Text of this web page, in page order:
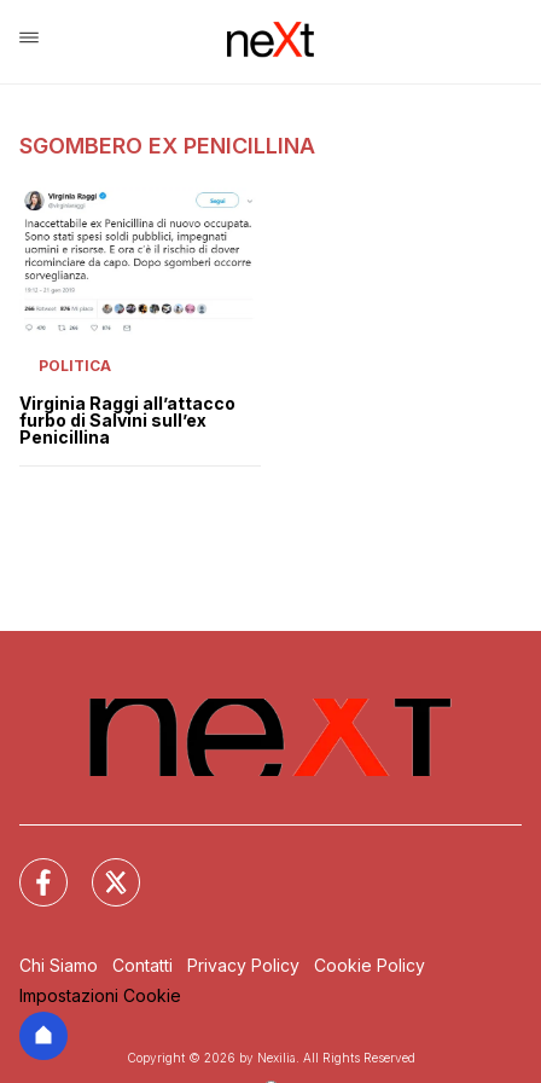
SGOMBERO EX PENICILLINA
POLITICA
Virginia Raggi all’attacco
furbo di Salvini sull’ex
Penicillina
Chi Siamo Contatti Privacy Policy
Cookie Policy
Impostazioni Cookie
Copyright © 2026 by Nexilia. All Rights Reserved